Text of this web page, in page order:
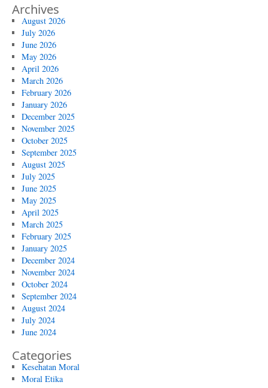
Archives
August 2026
July 2026
June 2026
May 2026
April 2026
March 2026
February 2026
January 2026
December 2025
November 2025
October 2025
September 2025
August 2025
July 2025
June 2025
May 2025
April 2025
March 2025
February 2025
January 2025
December 2024
November 2024
October 2024
September 2024
August 2024
July 2024
June 2024
Categories
Kesehatan Moral
Moral Etika